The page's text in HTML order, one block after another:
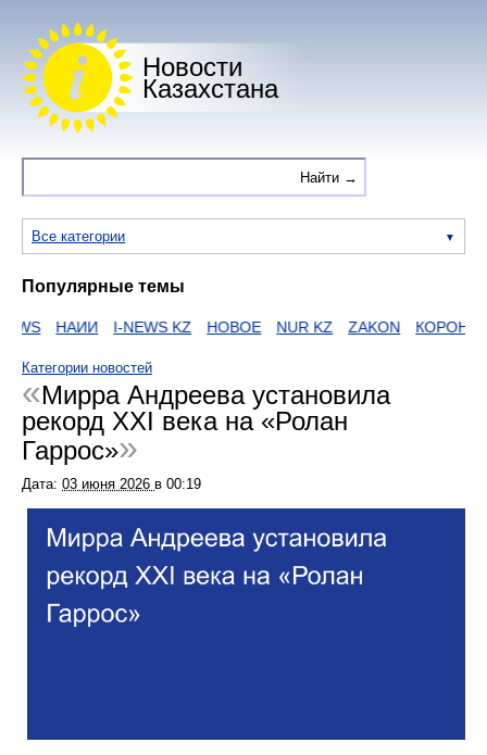
Новости
Казахстана
Все категории
Популярные темы
НАИИ I-NEWS KZ НОВОЕ NUR KZ ZAKON
Категории новостей
Мирра Андреева установила
рекорд XXI века на «Ролан
Гаррос»
Дата: 03 июня 2026 в 00:19